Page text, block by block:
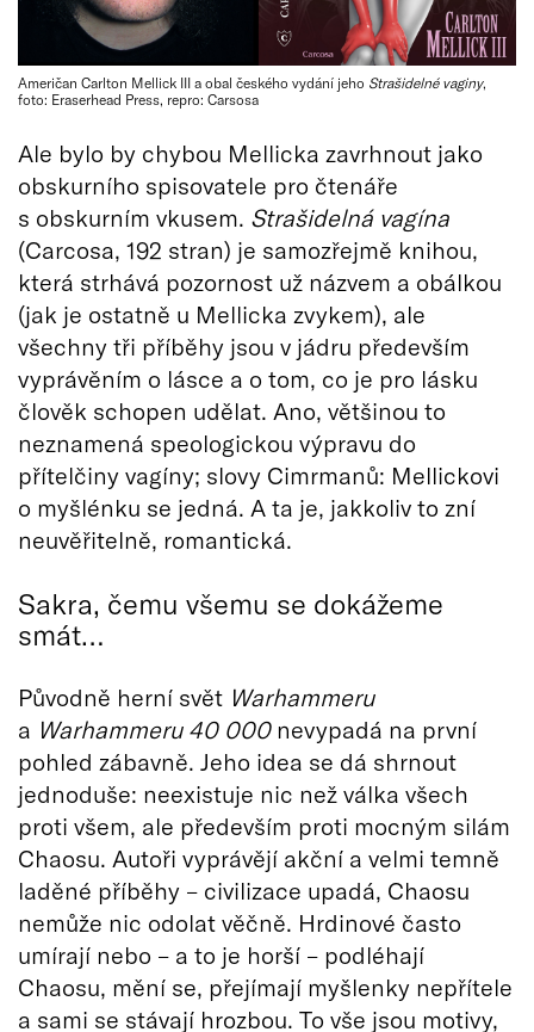
Američan Carlton Mellick III a obal českého vydání jeho Strašidelné vaginy,
foto: Eraserhead Press, repro: Carsosa
Ale bylo by chybou Mellicka zavrhnout jako
obskurního spisovatele pro čtenáře
s obskurním vkusem. Strašidelná vagína
(Carcosa, 192 stran) je samozřejmě knihou,
která strhává pozornost už názvem a obálkou
(jak je ostatně u Mellicka zvykem), ale
všechny tři příběhy jsou v jádru především
vyprávěním o lásce a o tom, co je pro lásku
člověk schopen udělat. Ano, většinou to
neznamená speologickou výpravu do
přítelčiny vagíny; slovy Cimrmanů: Mellickovi
o myšlénku se jedná. A ta je, jakkoliv to zní
neuvěřitelně, romantická.
Sakra, čemu všemu se dokážeme
smát…
Původně herní svět Warhammeru
a Warhammeru 40 000nevypadá na první
pohled zábavně. Jeho idea se dá shrnout
jednoduše: neexistuje nic než válka všech
proti všem, ale především proti mocným silám
Chaosu. Autoři vyprávějí akční a velmi temně
laděné příběhy – civilizace upadá, Chaosu
nemůže nic odolat věčně. Hrdinové často
umírají nebo – a to je horší – podléhají
Chaosu, mění se, přejímají myšlenky nepřítele
a sami se stávají hrozbou. To vše jsou motivy,